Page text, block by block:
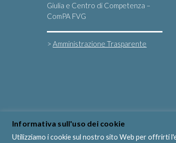
Giulia e Centro di Competenza –
ComPA FVG
>Amministrazione Trasparente
Informativa sull'uso dei cookie
Utilizziamo i cookie sul nostro sito Web per offrirti